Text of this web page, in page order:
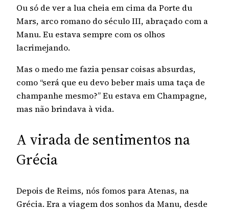
Ou só de ver a lua cheia em cima da Porte du
Mars, arco romano do século III, abraçado com a
Manu. Eu estava sempre com os olhos
lacrimejando.
Mas o medo me fazia pensar coisas absurdas,
como “será que eu devo beber mais uma taça de
champanhe mesmo?” Eu estava em Champagne,
mas não brindava à vida.
A virada de sentimentos na
Grécia
Depois de Reims, nós fomos para Atenas, na
Grécia. Era a viagem dos sonhos da Manu, desde